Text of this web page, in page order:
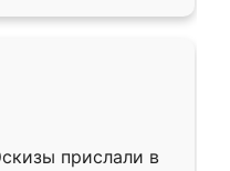
прислали в